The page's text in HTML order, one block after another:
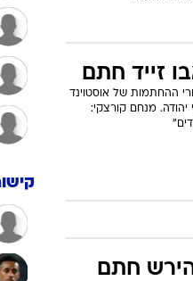
זייד חתם
ההחתמות של אוסטוינד
יהודה. מנחם קורצקי:
חתם